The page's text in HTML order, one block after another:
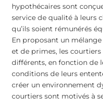
hypothécaires sont
service de qualité à leurs
qu’ils soient rémunérés
En proposant un
et de primes, les
différents, en fonction de
conditions de leurs
créer un environnement
courtiers sont motivés à